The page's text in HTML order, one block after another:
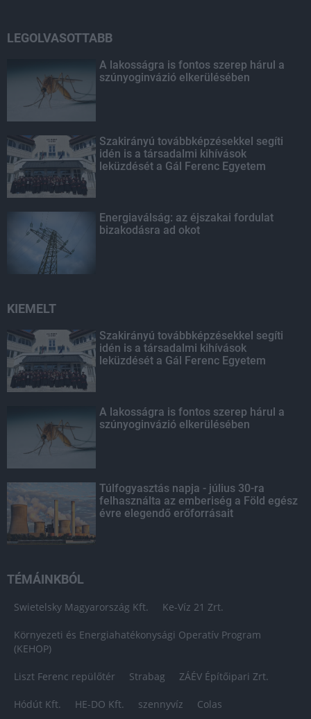
LEGOLVASOTTABB
A lakosságra is fontos szerep hárul a
szúnyoginvázió elkerülésében
Szakirányú továbbképzésekkel segíti
idén is a társadalmi kihívások
leküzdését a Gál Ferenc Egyetem
Energiaválság: az éjszakai fordulat
bizakodásra ad okot
KIEMELT
Szakirányú továbbképzésekkel segíti
idén is a társadalmi kihívások
leküzdését a Gál Ferenc Egyetem
A lakosságra is fontos szerep hárul a
szúnyoginvázió elkerülésében
Túlfogyasztás napja - július 30-ra
felhasználta az emberiség a Föld egész
évre elegendő erőforrásait
TÉMÁINKBÓL
Swietelsky Magyarország Kft. Ke-Víz 21 Zrt.
Környezeti és Energiahatékonysági Operatív Program
(KEHOP)
Liszt Ferenc repülőtér Strabag ZÁÉV Építőipari Zrt.
Hódút Kft. HE-DO Kft. szennyvíz Colas